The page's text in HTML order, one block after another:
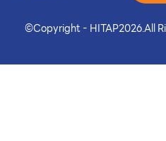
©Copyright - HITAP2026.All